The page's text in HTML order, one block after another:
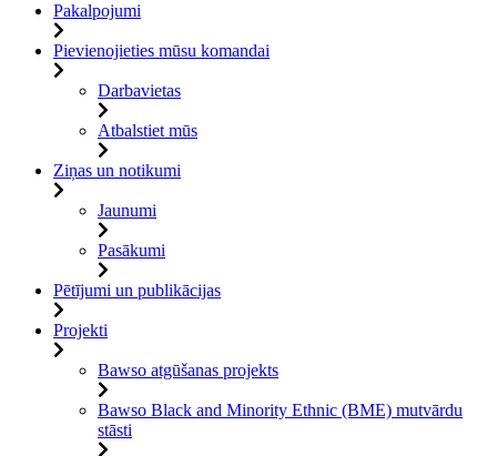
Pakalpojumi
Pievienojieties mūsu komandai
Darbavietas
Atbalstiet mūs
Ziņas un notikumi
Jaunumi
Pasākumi
Pētījumi un publikācijas
Projekti
Bawso atgūšanas projekts
Bawso Black and Minority Ethnic (BME) mutvārdu
stāsti